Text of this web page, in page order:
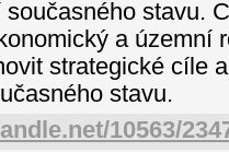
současného stavu.
a územní
strategické cíle
stavu.
10563/